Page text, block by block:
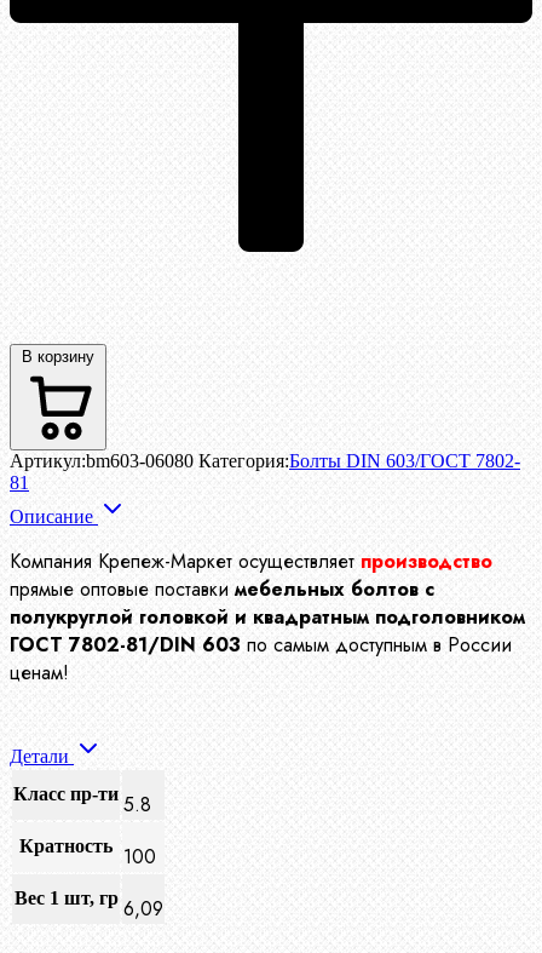
В корзину
Артикул:bm603-06080 Категория:Болты DIN 603/ГОСТ 7802-
81
Описание
Компания Крепеж-Маркет осуществляет производство
прямые оптовые поставки мебельных болтов с
полукруглой головкой и квадратным подголовником
ГОСТ 7802-81/DIN 603 по самым доступным в России
ценам!
Детали
Класс пр-ти 5.8
Кратность 100
Вес 1 шт, гр 6,09